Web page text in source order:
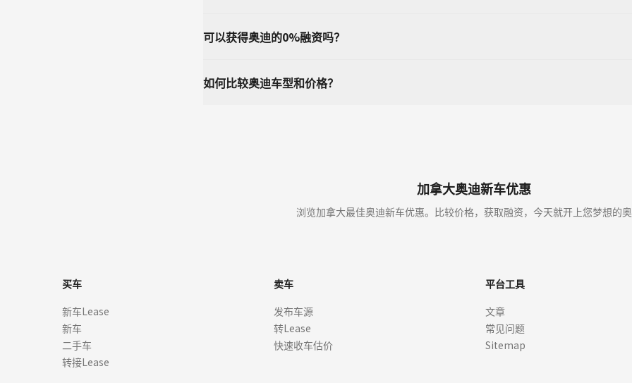
可以获得奥迪的0%融资吗？
如何比较奥迪车型和价格？
加拿大奥迪新车优惠
浏览加拿大最佳奥迪新车优惠。比较价格，获取融资，今天就开上您梦想的
买车
新车Lease
新车
二手车
转接Lease
卖车
发布车源
转Lease
快速收车估价
平台工具
文章
常见问题
Sitemap